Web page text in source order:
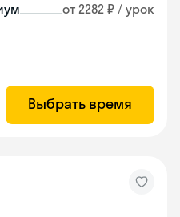
от 2282 ₽ / урок
Выбрать время